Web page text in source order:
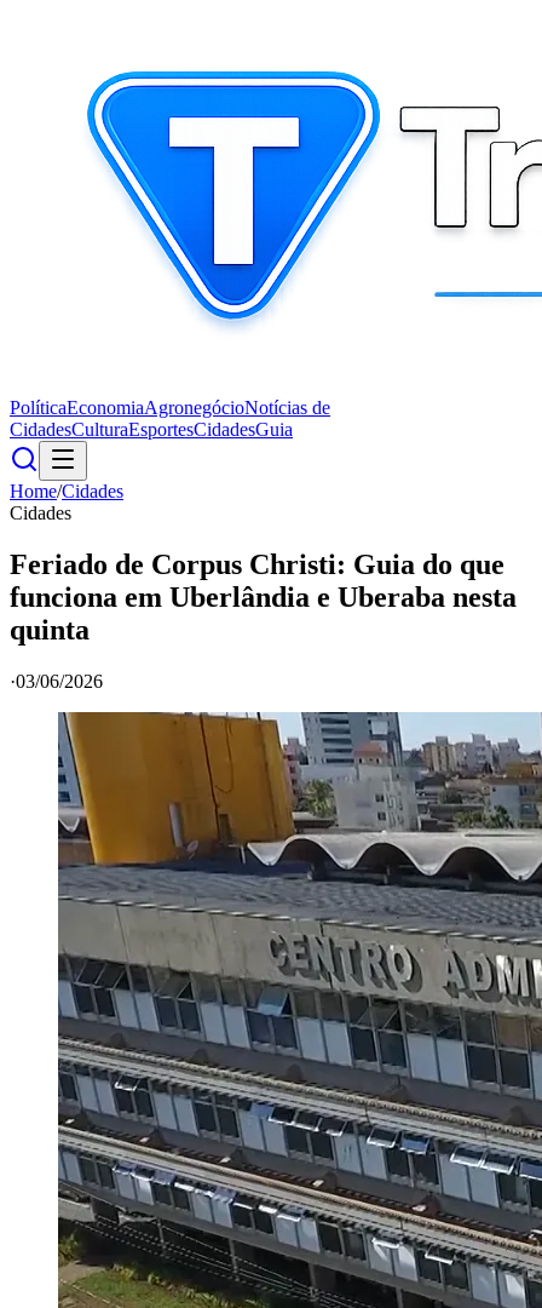
PolíticaEconomiaAgronegócioNotícias de
CidadesCulturaEsportesCidadesGuia
Home/Cidades
Cidades
Feriado de Corpus Christi: Guia do que
funciona em Uberlândia e Uberaba nesta
quinta
·03/06/2026